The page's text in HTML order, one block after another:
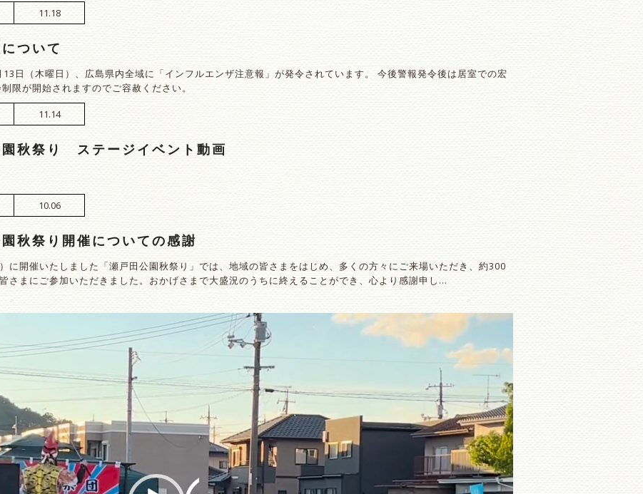
11.18
ついて
日（木曜日）、広島県内全域に「インフルエンザ注意報」が発令されています。 今後警報発令後は居室での宏
限が開始されますのでご容赦ください。
11.14
園秋祭り ステージイベント動画
10.06
秋祭り開催についての感謝
に開催いたしました「瀬戸田公園秋祭り」では、地域の皆さまをはじめ、多くの方々にご来場いただき、約300
さまにご参加いただきました。おかげさまで大盛況のうちに終えることができ、心より感謝申し…